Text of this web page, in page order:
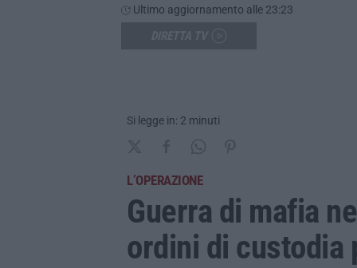
Ultimo aggiornamento alle 23:23
Si legge in: 2 minuti
L’OPERAZIONE
Guerra di mafia
ordini di custodia